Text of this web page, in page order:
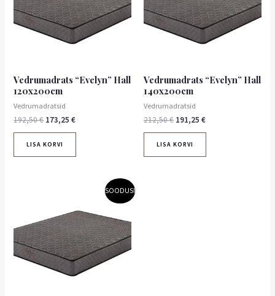
Vedrumadrats “Evelyn” Hall
120x200cm
Vedrumadratsid
192,50€ 173,25€
LISA KORVI
Vedrumadrats “Evelyn” Hall
140x200cm
Vedrumadratsid
212,50€ 191,25 €
LISA KORVI
SOODUS!
232,90 €.
Praegune
209,61 €.